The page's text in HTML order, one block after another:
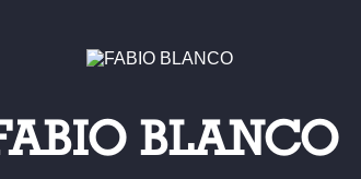
BLANCO